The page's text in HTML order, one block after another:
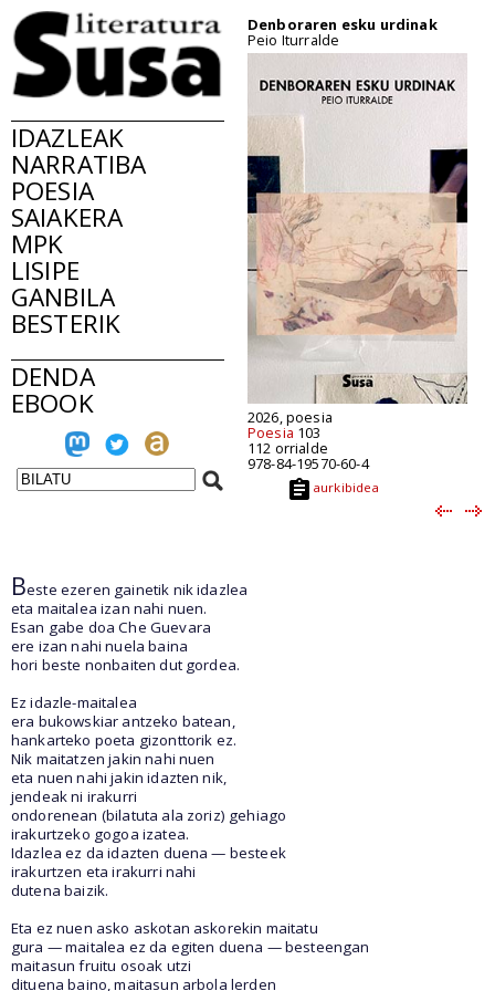
IDAZLEAK
NARRATIBA
POESIA
SAIAKERA
MPK
LISIPE
GANBILA
BESTERIK
DENDA
EBOOK
Denboraren esku urdinak
Peio Iturralde
2026, poesia
Poesia 103
112 orrialde
978-84-19570-60-4
aurkibidea
Beste ezeren gainetik nik idazlea
eta maitalea izan nahi nuen.
Esan gabe doa Che Guevara
ere izan nahi nuela baina
hori beste nonbaiten dut gordea.
Ez idazle-maitalea
era bukowskiar antzeko batean,
hankarteko poeta gizonttorik ez.
Nik maitatzen jakin nahi nuen
eta nuen nahi jakin idazten nik,
jendeak ni irakurri
ondorenean (bilatuta ala zoriz) gehiago
irakurtzeko gogoa izatea.
Idazlea ez da idazten duena — besteek
irakurtzen eta irakurri nahi
dutena baizik.
Eta ez nuen asko askotan askorekin maitatu
gura — maitalea ez da egiten duena — besteengan
maitasun fruitu osoak utzi
dituena baino, maitasun arbola lerden